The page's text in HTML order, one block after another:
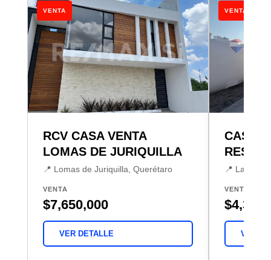
VENTA
RCV CASA VENTA
LOMAS DE JURIQUILLA
📍 Lomas de Juriquilla, Querétaro
VENTA
$7,650,000
VER DETALLE
VENTA
CASA
📍 La Vista
VENTA
VER